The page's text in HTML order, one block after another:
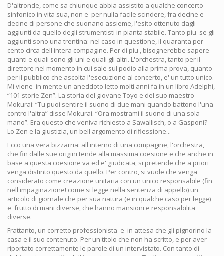
D'altronde, come sa chiunque abbia assistito a qualche concerto
sinfonico in vita sua, non e' per nulla facile scindere, fra decine e
decine di persone che suonano assieme, l'esito ottenuto dagli
aggiunti da quello degli strumentisti in pianta stabile. Tanto piu' se gli
aggiunti sono una trentina: nel caso in questione, il quaranta per
cento circa dell'intera compagine. Per di piu', bisognerebbe sapere
quanti e quali sono gli uni e quali gli altri. L'orchestra, tanto per il
direttore nel momento in cui sale sul podio alla prima prova, quanto
per il pubblico che ascolta l'esecuzione al concerto, e' un tutto unico.
Mi viene in mente un aneddoto letto molti anni fa in un libro Adelphi,
“101 storie Zen”. La storia del giovane Toyo e del suo maestro
Mokurai: “Tu puoi sentire il suono di due mani quando battono l'una
contro l'altra” disse Mokurai. “Ora mostrami il suono di una sola
mano”. Era questo che veniva richiesto a Sawallisch, o a Gasponi?
Lo Zen e la giustizia, un bell'argomento di riflessione...
Ecco una vera bizzarria: all'interno di una compagine, l'orchestra,
che fin dalle sue origini tende alla massima coesione e che anche in
base a questa coesione va ed e' giudicata, si pretende che a priori
venga distinto questo da quello. Per contro, si vuole che venga
considerato come creazione unitaria con un unico responsabile (fin
nell'impaginazione! come si legge nella sentenza di appello) un
articolo di giornale che per sua natura (e in qualche caso per legge)
e' frutto di mani diverse, che hanno mansioni e responsabilita'
diverse.
Frattanto, un corretto professionista e' in attesa che gli pignorino la
casa e il suo contenuto. Per un titolo che non ha scritto, e per aver
riportato correttamente le parole di un intervistato. Con tanto di